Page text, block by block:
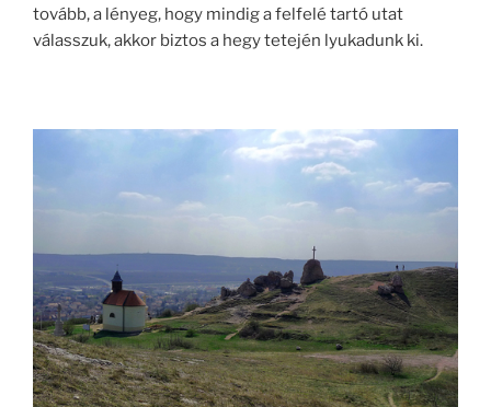
tovább, a lényeg, hogy mindig a felfelé tartó utat
válasszuk, akkor biztos a hegy tetején lyukadunk ki.